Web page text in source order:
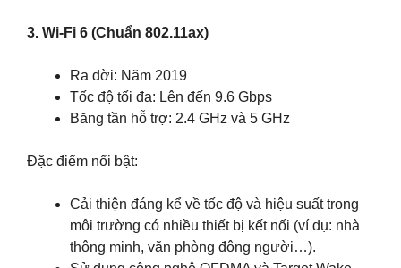
3. Wi-Fi 6 (Chuẩn 802.11ax)
Ra đời: Năm 2019
Tốc độ tối đa: Lên đến 9.6 Gbps
Băng tần hỗ trợ: 2.4 GHz và 5 GHz
Đặc điểm nổi bật:
Cải thiện đáng kể về tốc độ và hiệu suất trong
môi trường có nhiều thiết bị kết nối (ví dụ: nhà
thông minh, văn phòng đông người…).